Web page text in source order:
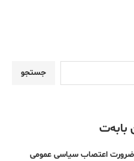
جستجو
بابەت
ضرورت اعتصاب سیاسی عمومی